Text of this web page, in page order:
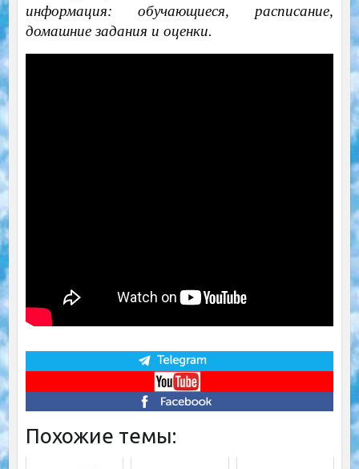
информация: обучающиеся, расписание,
домашние задания и оценки.
Похожие темы: